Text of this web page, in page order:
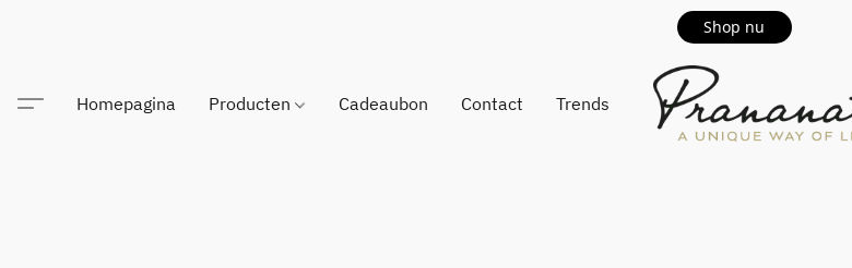
Shop nu
Homepagina Producten Cadeaubon Contact Trends